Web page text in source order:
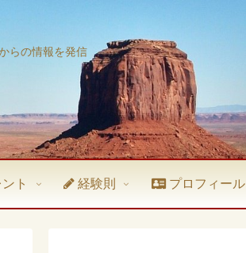
らの情報を発信
ト 経験則 プロフィール